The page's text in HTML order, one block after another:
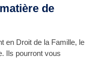
de
en Droit de la Famille, le
Ils pourront vous